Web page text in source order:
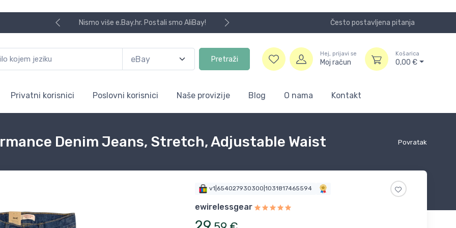
Nismo više e.Bay.hr. Postali smo AliBay! Često postavljena pitanja
Pretraži
Hej, prijavi se
Moj račun
Košarica
0,00 €
Privatni korisnici Poslovni korisnici Naše provizije Blog O nama Kontakt
Povratak
Denim Jeans, Stretch, Adjustable Waist
v1|654027930300|1031817465594
ewirelessgear